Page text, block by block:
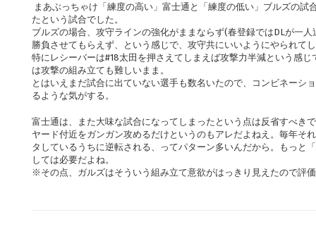
まあぶっちゃけ「練度の高い」富士通と「練度の低い」ブルズの試
たという試合でした。
ブルズの場合、攻守ラインの強化がままならず(春登録ではDLが一
勝負させてもらえず、という感じで、攻守共にいいようにやられて
特にレシーバーは#18太田を押さえてしまえば攻撃力半減という感
は攻撃の組み立ても難しいまま。
とはいえまだ試合に出ていない選手も数名いたので、コンビネーシ
るような気がする。
富士通は、また大味な試合になってしまったという点は反省すべき
ヤード付近をガンガン攻めるだけというのもアレだよねえ。毎年そ
タしているうちに逆転される、ってパターン多いんだから。もっと
しては必要だよね。
※その点、ガルズはそういう組み立て意欲がはっきり見えたので評